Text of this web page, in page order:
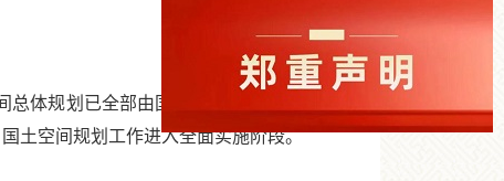
体规划已全部由国务院批复，标志着我国重
土空间规划工作进入全面实施阶段。